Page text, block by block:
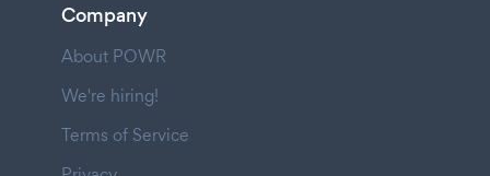
Company
About POWR
We're hiring!
Terms of Service